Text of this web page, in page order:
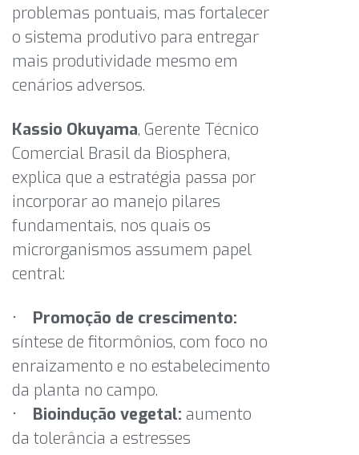
problemas pontuais, mas fortalecer
o sistema produtivo para entregar
mais produtividade mesmo em
cenários adversos.
Kassio Okuyama, Gerente Técnico
Comercial Brasil da Biosphera,
explica que a estratégia passa por
incorporar ao manejo pilares
fundamentais, nos quais os
microrganismos assumem papel
central:
• Promoção de crescimento:
síntese de fitormônios, com foco no
enraizamento e no estabelecimento
da planta no campo.
• Bioindução vegetal: aumento
da tolerância a estresses